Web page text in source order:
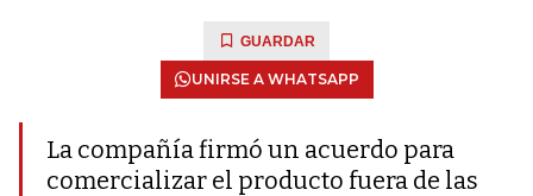
GUARDAR
UNIRSE A WHATSAPP
La compañía firmó un acuerdo para
comercializar el producto fuera de las